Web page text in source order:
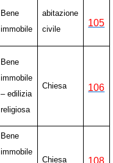
Bene
immobile
abitazione
civile
105
Bene
immobile
– edilizia
religiosa
Chiesa 106
Bene
immobile
Chiesa 108